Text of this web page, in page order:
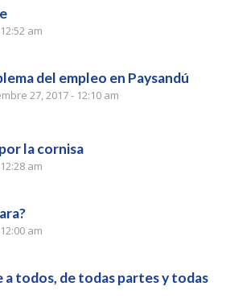
am
del empleo en Paysandú
27, 2017 - 12:10 am
la cornisa
am
am
a todos, de todas partes y todas